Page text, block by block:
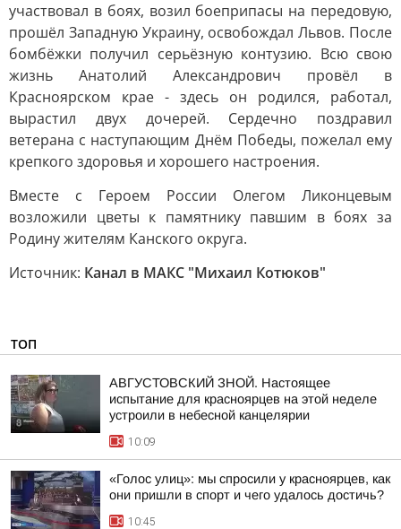
участвовал в боях, возил боеприпасы на передовую,
прошёл Западную Украину, освобождал Львов. После
бомбёжки получил серьёзную контузию. Всю свою
жизнь Анатолий Александрович провёл в
Красноярском крае - здесь он родился, работал,
вырастил двух дочерей. Сердечно поздравил
ветерана с наступающим Днём Победы, пожелал ему
крепкого здоровья и хорошего настроения.
Вместе с Героем России Олегом Ликонцевым
возложили цветы к памятнику павшим в боях за
Родину жителям Канского округа.
Источник: Канал в МАКС "Михаил Котюков"
ТОП
АВГУСТОВСКИЙ ЗНОЙ. Настоящее
испытание для красноярцев на этой неделе
устроили в небесной канцелярии
10:09
«Голос улиц»: мы спросили у красноярцев, как
они пришли в спорт и чего удалось достичь?
10:45